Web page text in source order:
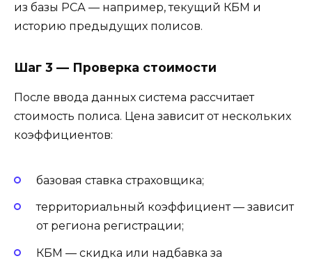
из базы РСА — например, текущий КБМ и
историю предыдущих полисов.
Шаг 3 — Проверка стоимости
После ввода данных система рассчитает
стоимость полиса. Цена зависит от нескольких
коэффициентов:
базовая ставка страховщика;
территориальный коэффициент — зависит
от региона регистрации;
КБМ — скидка или надбавка за